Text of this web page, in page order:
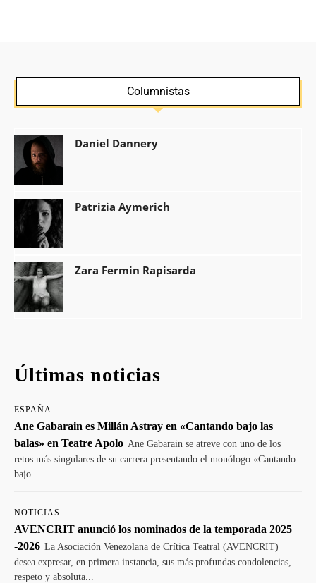
Columnistas
Daniel Dannery
Patrizia Aymerich
Zara Fermin Rapisarda
Últimas noticias
ESPAÑA
Ane Gabarain es Millán Astray en «Cantando bajo las
balas» en Teatre Apolo Ane Gabarain se atreve con uno de los
retos más singulares de su carrera presentando el monólogo «Cantando
bajo...
NOTICIAS
AVENCRIT anunció los nominados de la temporada 2025
-2026 La Asociación Venezolana de Crítica Teatral (AVENCRIT)
desea expresar, en primera instancia, sus más profundas condolencias,
respeto y absoluta...